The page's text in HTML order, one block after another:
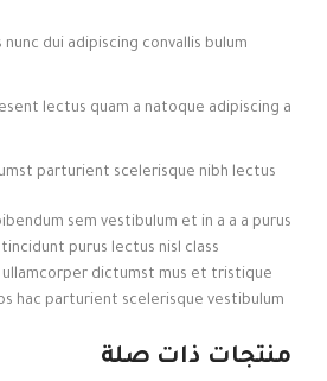
dui adipiscing convallis bulum
lectus quam a natoque adipiscing a
parturient scelerisque nibh lectus.
sem vestibulum et in a a a purus
purus lectus nisl class
ullamcorper dictumst mus et tristique
hac parturient scelerisque vestibulum
منتجات ذات صلة